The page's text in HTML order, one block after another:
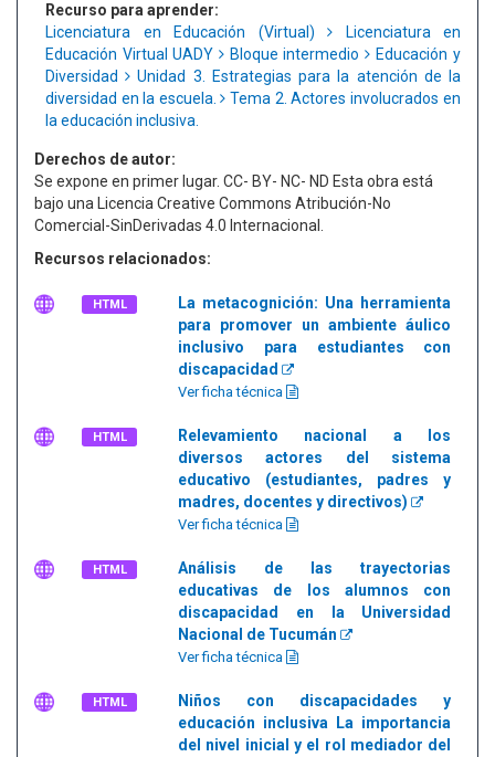
Recurso para aprender:
Licenciatura en Educación (Virtual)
Licenciatura en
Educación Virtual UADY
Bloque intermedio
Educación y
Diversidad
Unidad 3. Estrategias para la atención de la
diversidad en la escuela.
Tema 2. Actores involucrados en
la educación inclusiva.
Derechos de autor:
Se expone en primer lugar. CC- BY- NC- ND Esta obra está
bajo una Licencia Creative Commons Atribución-No
Comercial-SinDerivadas 4.0 Internacional.
Recursos relacionados:
HTML
La metacognición: Una herramienta
para promover un ambiente áulico
inclusivo para estudiantes con
discapacidad
Ver ficha técnica
HTML
Relevamiento nacional a los
diversos actores del sistema
educativo (estudiantes, padres y
madres, docentes y directivos)
Ver ficha técnica
HTML
Análisis de las trayectorias
educativas de los alumnos con
discapacidad en la Universidad
Nacional de Tucumán
Ver ficha técnica
HTML
Niños con discapacidades y
educación inclusiva La importancia
del nivel inicial y el rol mediador del